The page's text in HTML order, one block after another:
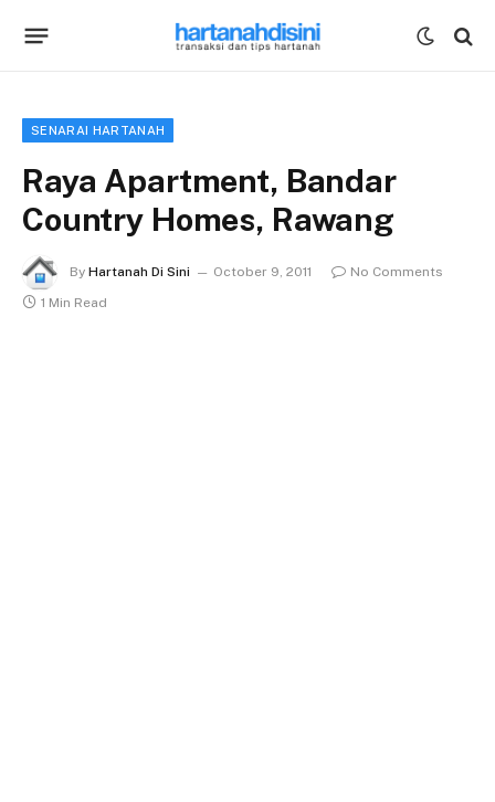
SENARAI HARTANAH
Raya Apartment, Bandar
Country Homes, Rawang
By Hartanah Di Sini October 9, 2011
No Comments
1 Min Read